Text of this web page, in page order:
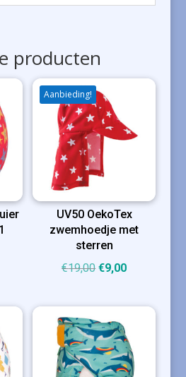
producten
Aanbieding!
UV50 OekoTex
zwemhoedje met
sterren
€19,00Oorspronkelijke
was:
€19,00.
€9,00Huidige
is: